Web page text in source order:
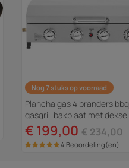
Nog 7 stuks op voorraad
Plancha gas 4 branders bbq
gasgrill bakplaat met deksel
"Fasto" - 10 kW - Grijs
€ 199,00 € 234,00
4 Beoordeling(en)